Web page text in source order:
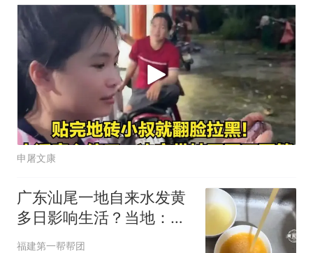
申屠文康
广东汕尾一地自来水发黄
多日影响生活？当地：还
在排查原因
福建第一帮帮团